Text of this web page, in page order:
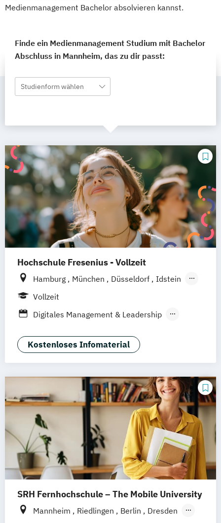
Medienmanagement Bachelor absolvieren kannst.
Finde ein Medienmanagement Studium mit Bachelor
Abschluss in Mannheim, das zu dir passt:
Studienform wählen
Hochschule Fresenius - Vollzeit
Hamburg München Düsseldorf
Idstein
Berlin
Braunschweig Erfurt
Vollzeit
Digitales Management & Leadership
Marketing
Kostenloses Infomaterial
SRH Fernhochschule – The Mobile University
Mannheim Riedlingen Berlin
Dresden